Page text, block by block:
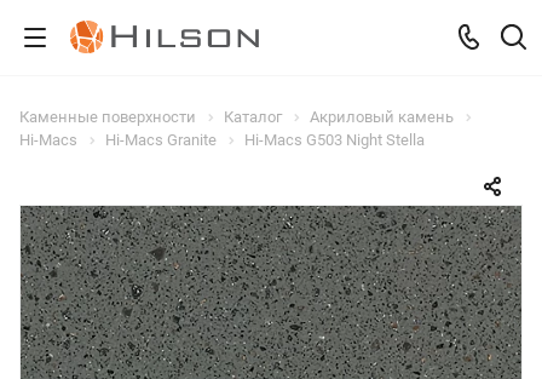
Каменные поверхности Каталог
Акриловый камень
Hi-Macs
Hi-Macs Granite Hi-Macs G503 Night Stella